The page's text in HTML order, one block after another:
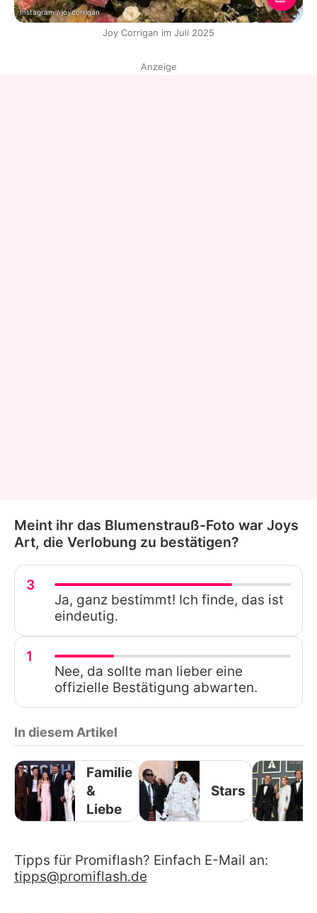
Instagram / joycorrigan
Joy Corrigan im Juli 2025
Anzeige
Meint ihr das Blumenstrauß-Foto war Joys
Art, die Verlobung zu bestätigen?
3
Ja, ganz bestimmt! Ich finde, das ist
eindeutig.
1
Nee, da sollte man lieber eine
offizielle Bestätigung abwarten.
In diesem Artikel
Familie
&
Liebe
Stars
Tipps für Promiflash? Einfach E-Mail an:
tipps@promiflash.de